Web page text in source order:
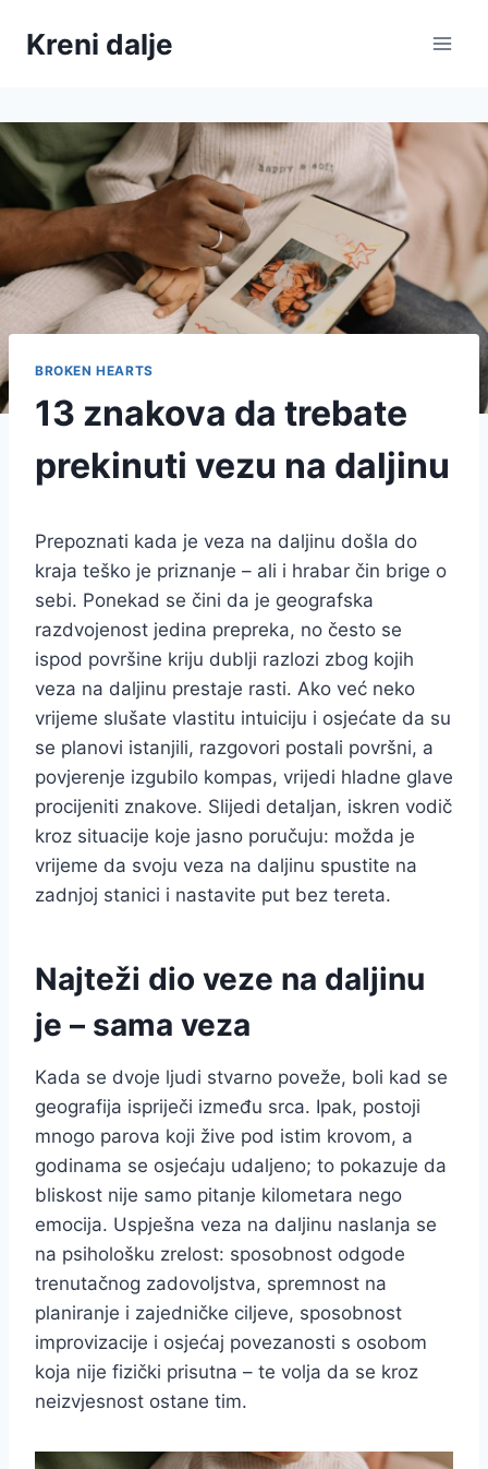
Kreni dalje
BROKEN HEARTS
13 znakova da trebate
prekinuti vezu na daljinu
Prepoznati kada je veza na daljinu došla do
kraja teško je priznanje – ali i hrabar čin brige o
sebi. Ponekad se čini da je geografska
razdvojenost jedina prepreka, no često se
ispod površine kriju dublji razlozi zbog kojih
veza na daljinu prestaje rasti. Ako već neko
vrijeme slušate vlastitu intuiciju i osjećate da su
se planovi istanjili, razgovori postali površni, a
povjerenje izgubilo kompas, vrijedi hladne glave
procijeniti znakove. Slijedi detaljan, iskren vodič
kroz situacije koje jasno poručuju: možda je
vrijeme da svoju veza na daljinu spustite na
zadnjoj stanici i nastavite put bez tereta.
Najteži dio veze na daljinu
je – sama veza
Kada se dvoje ljudi stvarno poveže, boli kad se
geografija ispriječi između srca. Ipak, postoji
mnogo parova koji žive pod istim krovom, a
godinama se osjećaju udaljeno; to pokazuje da
bliskost nije samo pitanje kilometara nego
emocija. Uspješna veza na daljinu naslanja se
na psihološku zrelost: sposobnost odgode
trenutačnog zadovoljstva, spremnost na
planiranje i zajedničke ciljeve, sposobnost
improvizacije i osjećaj povezanosti s osobom
koja nije fizički prisutna – te volja da se kroz
neizvjesnost ostane tim.